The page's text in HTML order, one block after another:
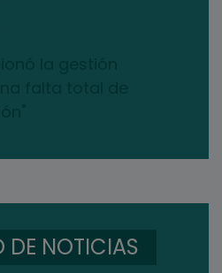
DE NOTICIAS